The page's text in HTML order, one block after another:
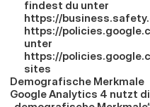
https://
https://
https://
sites
Demografische Merkmale
Google Analytics 4 nutzt